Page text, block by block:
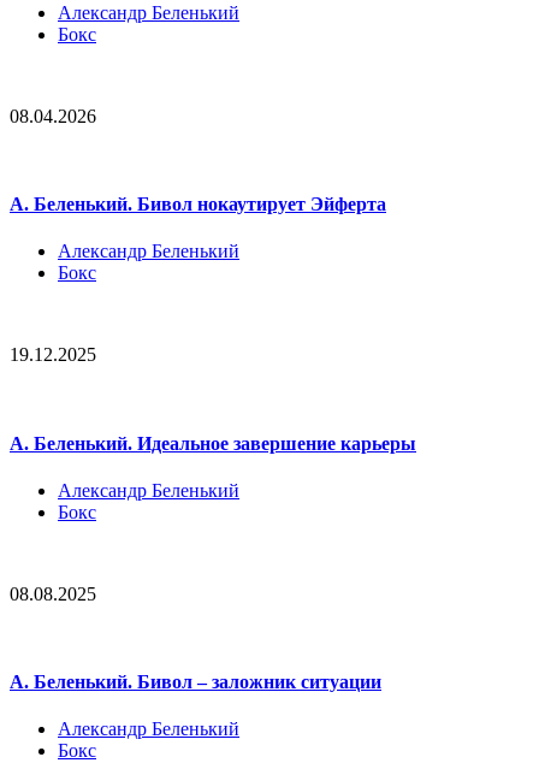
Александр Беленький
Бокс
08.04.2026
А. Беленький. Бивол нокаутирует Эйферта
Александр Беленький
Бокс
19.12.2025
А. Беленький. Идеальное завершение карьеры
Александр Беленький
Бокс
08.08.2025
А. Беленький. Бивол – заложник ситуации
Александр Беленький
Бокс